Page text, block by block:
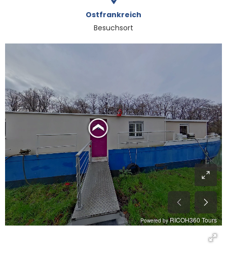
Ostfrankreich
Besuchsort